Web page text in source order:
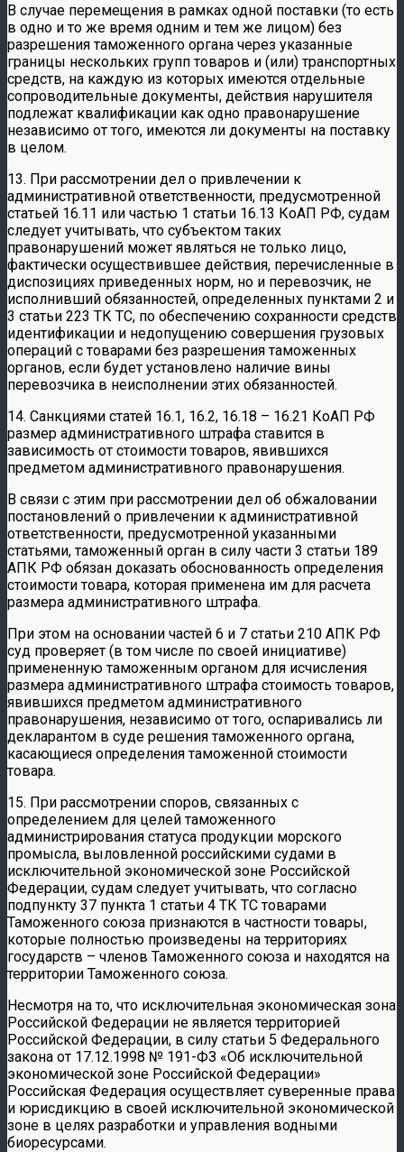
В случае перемещения в рамках одной поставки (то есть
в одно и то же время одним и тем же лицом) без
разрешения таможенного органа через указанные
границы нескольких групп товаров и (или) транспортных
средств, на каждую из которых имеются отдельные
сопроводительные документы, действия нарушителя
подлежат квалификации как одно правонарушение
независимо от того, имеются ли документы на поставку
в целом.
13. При рассмотрении дел о привлечении к
административной ответственности, предусмотренной
статьей 16.11 или частью 1 статьи 16.13 КоАП РФ, судам
следует учитывать, что субъектом таких
правонарушений может являться не только лицо,
фактически осуществившее действия, перечисленные в
диспозициях приведенных норм, но и перевозчик, не
исполнивший обязанностей, определенных пунктами 2 и
3 статьи 223 ТК ТС, по обеспечению сохранности средств
идентификации и недопущению совершения грузовых
операций с товарами без разрешения таможенных
органов, если будет установлено наличие вины
перевозчика в неисполнении этих обязанностей.
14. Санкциями статей 16.1, 16.2, 16.18 – 16.21 КоАП РФ
размер административного штрафа ставится в
зависимость от стоимости товаров, явившихся
предметом административного правонарушения.
В связи с этим при рассмотрении дел об обжаловании
постановлений о привлечении к административной
ответственности, предусмотренной указанными
статьями, таможенный орган в силу части 3 статьи 189
АПК РФ обязан доказать обоснованность определения
стоимости товара, которая применена им для расчета
размера административного штрафа.
При этом на основании частей 6 и 7 статьи 210 АПК РФ
суд проверяет (в том числе по своей инициативе)
примененную таможенным органом для исчисления
размера административного штрафа стоимость товаров,
явившихся предметом административного
правонарушения, независимо от того, оспаривались ли
декларантом в суде решения таможенного органа,
касающиеся определения таможенной стоимости
товара.
15. При рассмотрении споров, связанных с
определением для целей таможенного
администрирования статуса продукции морского
промысла, выловленной российскими судами в
исключительной экономической зоне Российской
Федерации, судам следует учитывать, что согласно
подпункту 37 пункта 1 статьи 4 ТК ТС товарами
Таможенного союза признаются в частности товары,
которые полностью произведены на территориях
государств – членов Таможенного союза и находятся на
территории Таможенного союза.
Несмотря на то, что исключительная экономическая зона
Российской Федерации не является территорией
Российской Федерации, в силу статьи 5 Федерального
закона от 17.12.1998 № 191-ФЗ «Об исключительной
экономической зоне Российской Федерации»
Российская Федерация осуществляет суверенные права
и юрисдикцию в своей исключительной экономической
зоне в целях разработки и управления водными
биоресурсами.